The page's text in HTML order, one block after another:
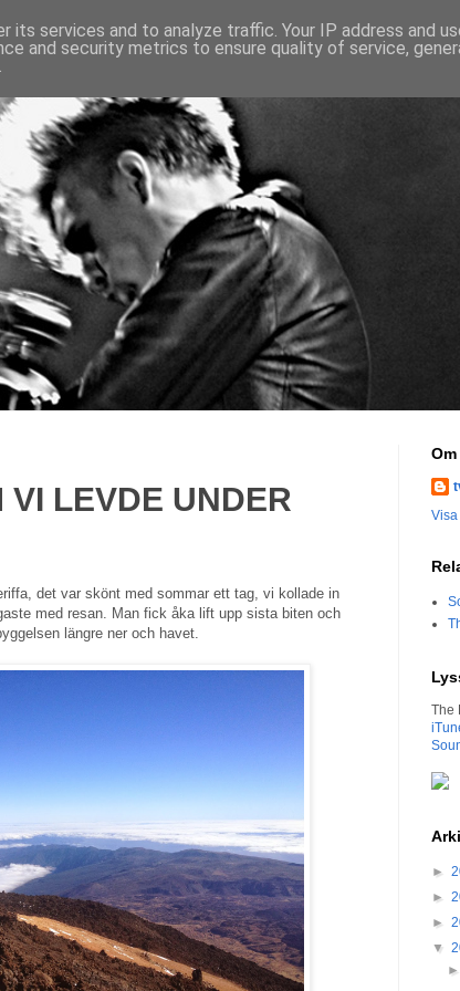
VI LEVDE UNDER
det var skönt med sommar ett tag, vi kollade in
med resan. Man fick åka lift upp sista biten och
längre ner och havet.
Visa
The
►
►
►
▼
its services and to analyze traffic. Your IP address and
and security metrics to ensure quality of service,